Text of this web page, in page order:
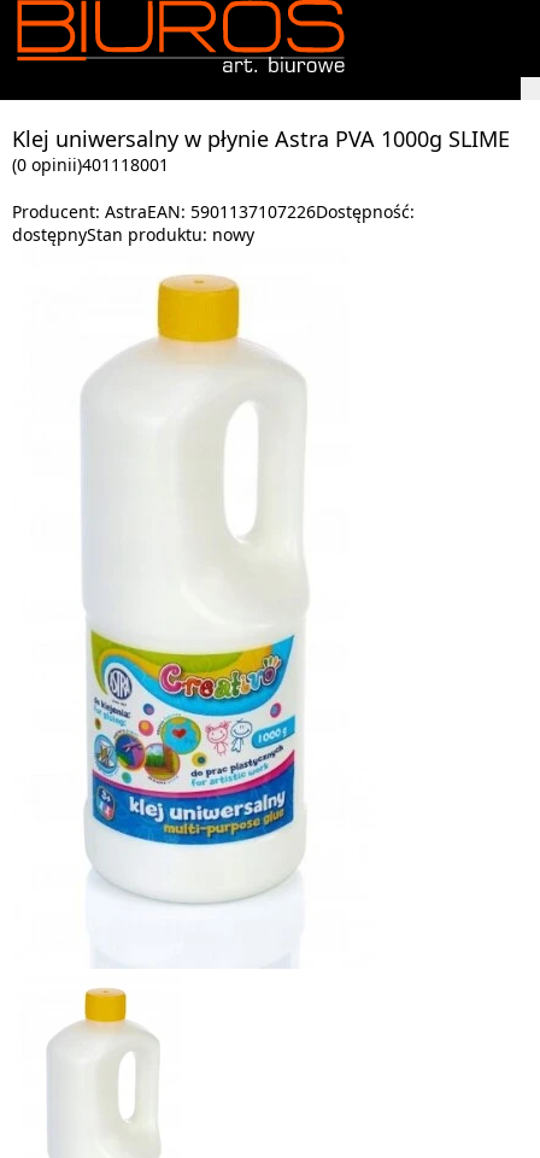
Klej uniwersalny w płynie Astra PVA 1000g SLIME
(0 opinii)401118001
Producent: AstraEAN: 5901137107226Dostępność:
dostępnyStan produktu: nowy